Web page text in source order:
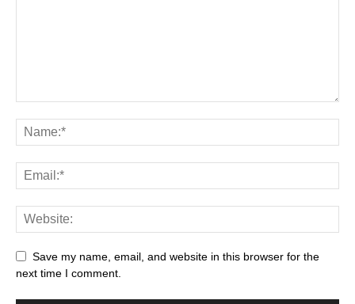
Save my name, email, and website in this browser for the
next time I comment.